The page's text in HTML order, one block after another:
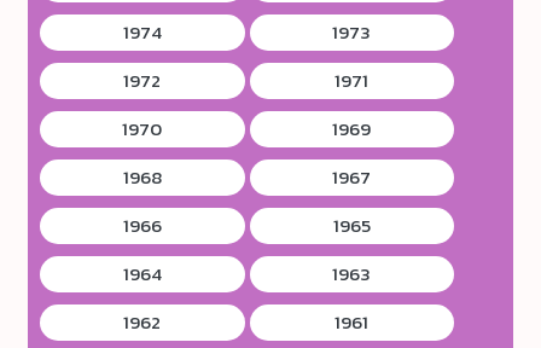
1974
1973
1972
1971
1970
1969
1968
1967
1966
1965
1964
1963
1962
1961